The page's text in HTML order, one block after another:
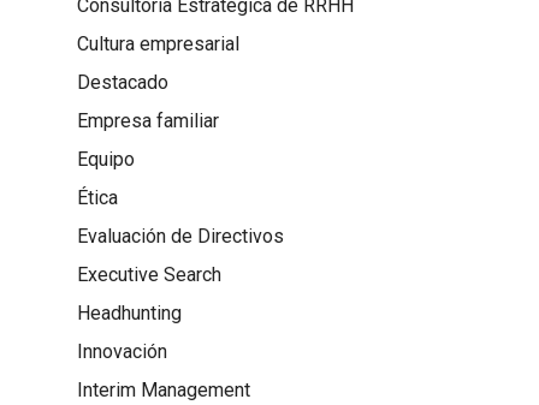
Consultoría Estratégica de RRHH
Cultura empresarial
Destacado
Empresa familiar
Equipo
Ética
Evaluación de Directivos
Executive Search
Headhunting
Innovación
Interim Management